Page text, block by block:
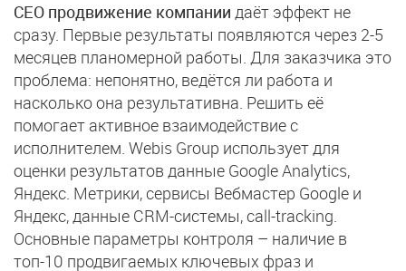
СЕО продвижение компании даёт эффект не
сразу. Первые результаты появляются через 2-5
месяцев планомерной работы. Для заказчика это
проблема: непонятно, ведётся ли работа и
насколько она результативна. Решить её
помогает активное взаимодействие с
исполнителем. Webis Group использует для
оценки результатов данные Google Analytics,
Яндекс. Метрики, сервисы Вебмастер Google и
Яндекс, данные CRM-системы, call-tracking.
Основные параметры контроля – наличие в
топ-10 продвигаемых ключевых фраз и